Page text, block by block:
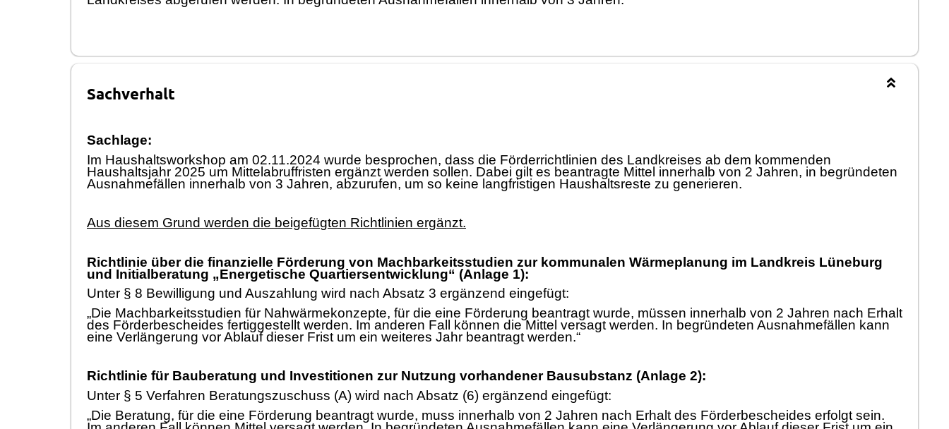
Sachverhalt
Sachlage:
Im Haushaltsworkshop am 02.11.2024 wurde besprochen, dass die Förderrichtl inien des Landkreises ab dem kommenden
Haushaltsjahr 2025 um Mittelabruffristen ergänzt werden sollen. Dabei gilt es beantragte Mittel innerhalb von 2 Jahren, in begründeten
Ausnahmefä llen innerhalb von 3 Jahren, abzurufen, um so keine langfristigen Hausha ltsreste zu generieren.
Aus diesem Grund werden die beigefügten Richtlinien ergänzt.
Richtlinie über die finanzielle Förderung von Machbarkeitsstudien zur kommunalen Wärmeplanung im Landkreis Lüneburg
und Initialberatung „Energetische Quartiersentwicklung“ (Anlage 1):
Unter § 8 Bewilligung und Auszahlung wird nach Absatz 3 ergänzend eingefügt:
„Die Machbarkeitsstudien für Nahwärmekonzepte, für die eine Förderung beantragt wurde, müssen innerhalb von 2 Jahren nach Erhalt
des Förderbescheides fertiggestellt werden. Im anderen Fall können die Mittel versagt werden. In begründeten Ausnahmefä llen kann
eine Verlängerung vor Ablauf dieser Frist um ein weiteres Jahr beantragt werden.“
Richtlinie für Bauberatung und Investitionen zur Nutzung vorhandener Bausubstanz (Anlage 2):
Unter § 5 Verfahren Beratungszuschuss (A) wird nach Absatz (6) ergänzend eingefügt:
„Die Beratung, für die eine Förderung beantragt wurde, muss innerhalb von 2 Jahren nach Erhalt des Förderbescheides erfolgt sein.